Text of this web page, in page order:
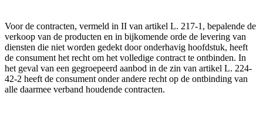
Voor de contracten, vermeld in II van artikel L. 217-1, bepalende de
verkoop van de producten en in bijkomende orde de levering van
diensten die niet worden gedekt door onderhavig hoofdstuk, heeft
de consument het recht om het volledige contract te ontbinden. In
het geval van een gegroepeerd aanbod in de zin van artikel L. 224-
42-2 heeft de consument onder andere recht op de ontbinding van
alle daarmee verband houdende contracten.